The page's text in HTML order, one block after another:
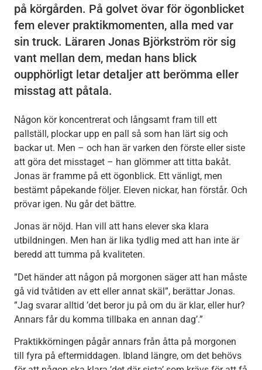
på körgården. På golvet övar för ögonblicket
fem elever praktikmomenten, alla med var
sin truck. Läraren Jonas Björkström rör sig
vant mellan dem, medan hans blick
oupphörligt letar detaljer att berömma eller
misstag att påtala.
Någon kör koncentrerat och långsamt fram till ett
pallställ, plockar upp en pall så som han lärt sig och
backar ut. Men – och han är varken den förste eller siste
att göra det misstaget – han glömmer att titta bakåt.
Jonas är framme på ett ögonblick. Ett vänligt, men
bestämt påpekande följer. Eleven nickar, han förstår. Och
prövar igen. Nu går det bättre.
Jonas är nöjd. Han vill att hans elever ska klara
utbildningen. Men han är lika tydlig med att han inte är
beredd att tumma på kvaliteten.
”Det händer att någon på morgonen säger att han måste
gå vid tvåtiden av ett eller annat skäl”, berättar Jonas.
”Jag svarar alltid ’det beror ju på om du är klar, eller hur?
Annars får du komma tillbaka en annan dag’.”
Praktikkörningen pågår annars från åtta på morgonen
till fyra på eftermiddagen. Ibland längre, om det behövs